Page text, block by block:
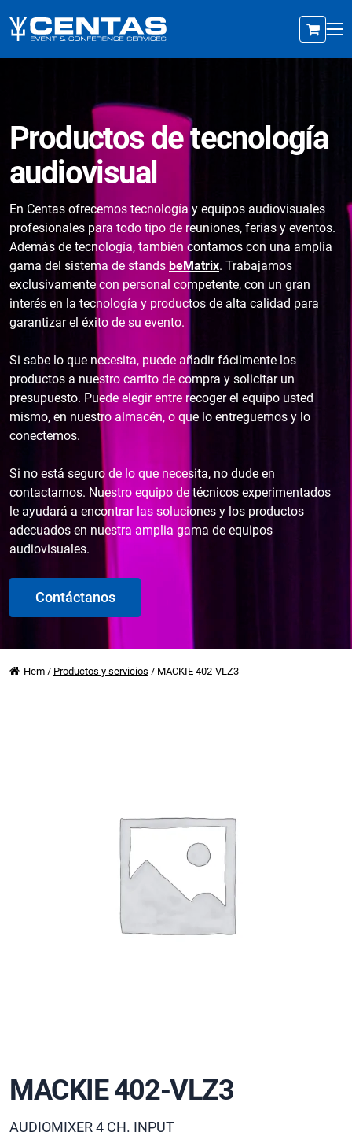
Productos de tecnología
audiovisual
En Centas ofrecemos tecnología y equipos audiovisuales
profesionales para todo tipo de reuniones, ferias y eventos.
Además de tecnología, también contamos con una amplia
gama del sistema de stands beMatrix. Trabajamos
exclusivamente con personal competente, con un gran
interés en la tecnología y productos de alta calidad para
garantizar el éxito de su evento.
Si sabe lo que necesita, puede añadir fácilmente los
productos a nuestro carrito de compra y solicitar un
presupuesto. Puede elegir entre recoger el equipo usted
mismo, en nuestro almacén, o que lo entreguemos y lo
conectemos.
Si no está seguro de lo que necesita, no dude en
contactarnos. Nuestro equipo de técnicos experimentados
le ayudará a encontrar las soluciones y los productos
adecuados en nuestra amplia gama de equipos
audiovisuales.
Contáctanos
Hem / Productos y servicios / MACKIE 402-VLZ3
MACKIE 402-VLZ3
AUDIOMIXER 4 CH. INPUT